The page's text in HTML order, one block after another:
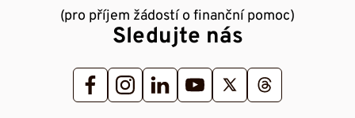
(pro příjem žádostí o finanční pomoc)
Sledujte nás